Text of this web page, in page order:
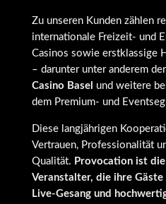
Zu unseren Kunden zählen
internationale Freizeit- und
Casinos sowie erstklassige
– darunter unter anderem der
Casino Basel und weitere
dem Premium- und
Diese langjährigen
Vertrauen, Professionalität
Qualität. Provocation ist
Veranstalter, die ihre
Live-Gesang und